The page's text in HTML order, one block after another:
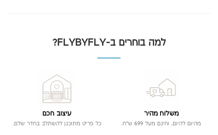
למה בוחרים ב-FLYBYFLY?
משלוח מהיר
מהיום להיום, וחינם מעל 699 ש"ח.
עיצוב חכם
כל פריט מתוכנן להשתלב בחדר שלם.